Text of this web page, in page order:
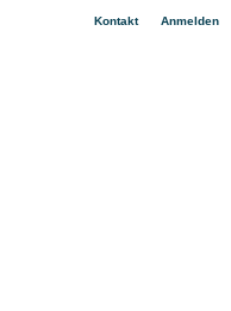
Kontakt| Anmelden